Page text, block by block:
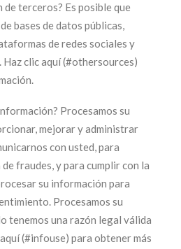
de terceros? Es posible que
bases de datos públicas,
de redes sociales y
clic aquí (#othersources)
Procesamos su
mejorar y administrar
con usted, para
fraudes, y para cumplir con la
su información para
Procesamos su
tenemos una razón legal válida
(#infouse) para obtener más